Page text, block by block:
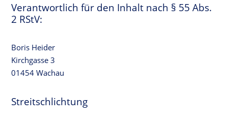
Verantwortlich für den Inhalt nach § 55 Abs.
2 RStV:
Boris Heider
Kirchgasse 3
01454 Wachau
Streitschlichtung